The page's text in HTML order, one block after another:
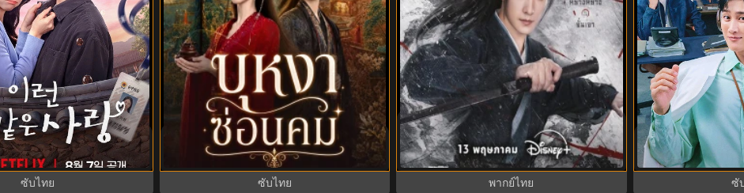
Love รักติดหนึบ (2026)
ทย ซับไทย EP.1-12
ซับไทย
Blossom of Power (2026) บุหงาซ่อนคม
พากย์ไทย ซับไทย EP1-36
ซับไทย
Zhan Zhao Adventures จั่นเจาตะลุยยุทธ
ภพ (2026) พากย์ไทย ซับไทย EP.1-37
(จบ)
พากย์ไทย
Flex X Cop 2
(2026) พากย์ไ
ซั